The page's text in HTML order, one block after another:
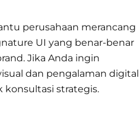
perusahaan merancang
UI yang benar-benar
Jika Anda ingin
dan pengalaman digital
konsultasi strategis.